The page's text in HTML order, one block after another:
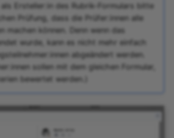
als Ersteller:in des Rubrik-Formulars bitte
Prüfung, dass die Prüfer:innen alle
machen können. Denn wenn das
wurde, kann es nicht mehr einfach
abgeändert werden.
sollen mit dem gleichen Formular,
bewertet werden.)